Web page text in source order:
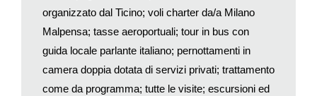
per il pranzo lungo il percorso. Arrivo ad Apollonia, antica città
che ospita uno dei più importanti siti archeologici del Paese. Al
termine della visita, partenza per Berat, splendida città-museo
conosciuta anche come la “città dalle mille finestre”,
Sistemazione in hotel a Berat, cena in ristorante e
organizzato dal Ticino; voli charter da/a Milano
Malpensa; tasse aeroportuali; tour in bus con
guida locale parlante italiano; pernottamenti in
camera doppia dotata di servizi privati; trattamento
come da programma; tutte le visite; escursioni ed